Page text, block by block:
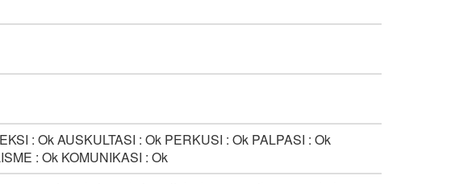
: Ok AUSKULTASI : Ok PERKUSI : Ok PALPASI : Ok
: Ok KOMUNIKASI : Ok